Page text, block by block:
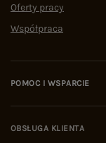
Oferty pracy
Współpraca
POMOC I WSPARCIE
OBSŁUGA KLIENTA